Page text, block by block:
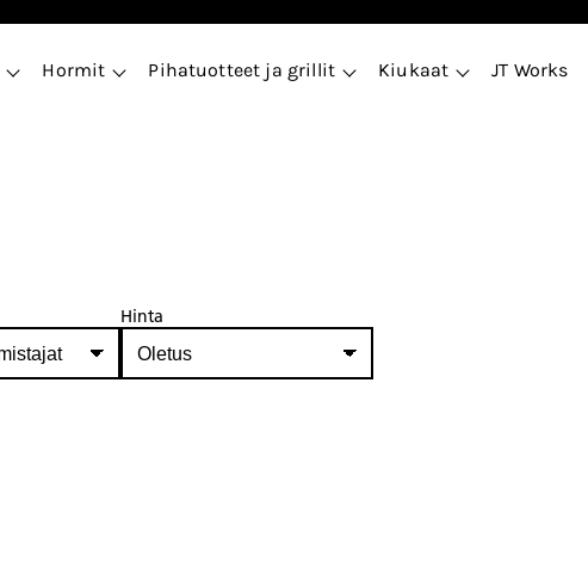
Hormit Pihatuotteet ja grillit Kiukaat JT Works
Hinta